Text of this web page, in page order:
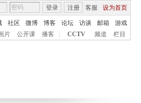
客服 设为首页
登录 注册
社区 微博 博客 论坛 访谈 邮箱
游戏
片 公开课 播客 CCTV 频道 栏目